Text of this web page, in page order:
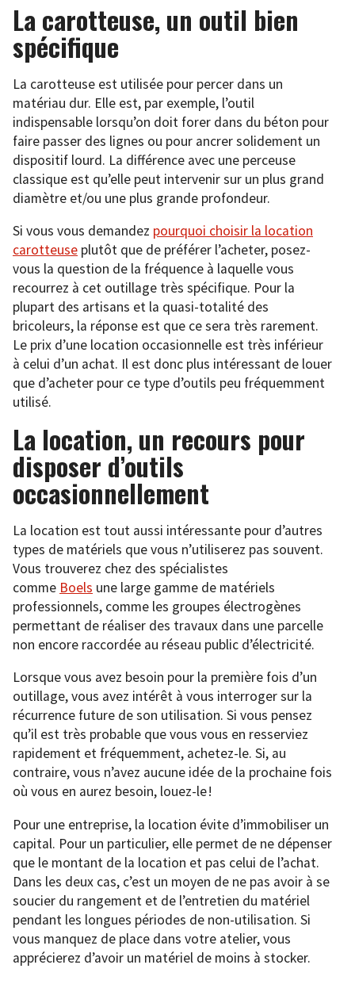
La carotteuse, un outil bien
spécifique
La carotteuse est utilisée pour percer dans un
matériau dur. Elle est, par exemple, l’outil
indispensable lorsqu’on doit forer dans du béton pour
faire passer des lignes ou pour ancrer solidement un
dispositif lourd. La différence avec une perceuse
classique est qu’elle peut intervenir sur un plus grand
diamètre et/ou une plus grande profondeur.
Si vous vous demandez pourquoi choisir la location
carotteuse plutôt que de préférer l’acheter, posez-
vous la question de la fréquence à laquelle vous
recourrez à cet outillage très spécifique. Pour la
plupart des artisans et la quasi-totalité des
bricoleurs, la réponse est que ce sera très rarement.
Le prix d’une location occasionnelle est très inférieur
à celui d’un achat. Il est donc plus intéressant de louer
que d’acheter pour ce type d’outils peu fréquemment
utilisé.
La location, un recours pour
disposer d’outils
occasionnellement
La location est tout aussi intéressante pour d’autres
types de matériels que vous n’utiliserez pas souvent.
Vous trouverez chez des spécialistes
comme Boels une large gamme de matériels
professionnels, comme les groupes électrogènes
permettant de réaliser des travaux dans une parcelle
non encore raccordée au réseau public d’électricité.
Lorsque vous avez besoin pour la première fois d’un
outillage, vous avez intérêt à vous interroger sur la
récurrence future de son utilisation. Si vous pensez
qu’il est très probable que vous vous en resserviez
rapidement et fréquemment, achetez-le. Si, au
contraire, vous n’avez aucune idée de la prochaine fois
où vous en aurez besoin, louez-le !
Pour une entreprise, la location évite d’immobiliser un
capital. Pour un particulier, elle permet de ne dépenser
que le montant de la location et pas celui de l’achat.
Dans les deux cas, c’est un moyen de ne pas avoir à se
soucier du rangement et de l’entretien du matériel
pendant les longues périodes de non-utilisation. Si
vous manquez de place dans votre atelier, vous
apprécierez d’avoir un matériel de moins à stocker.